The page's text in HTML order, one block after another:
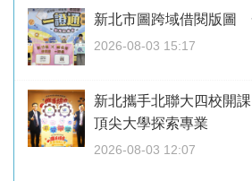
新北市圖跨域借閱版圖
2026-08-03 15:17
新北攜手北聯大四校開
頂尖大學探索專業
2026-08-03 12:07